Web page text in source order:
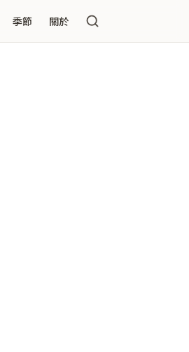
季節 關於